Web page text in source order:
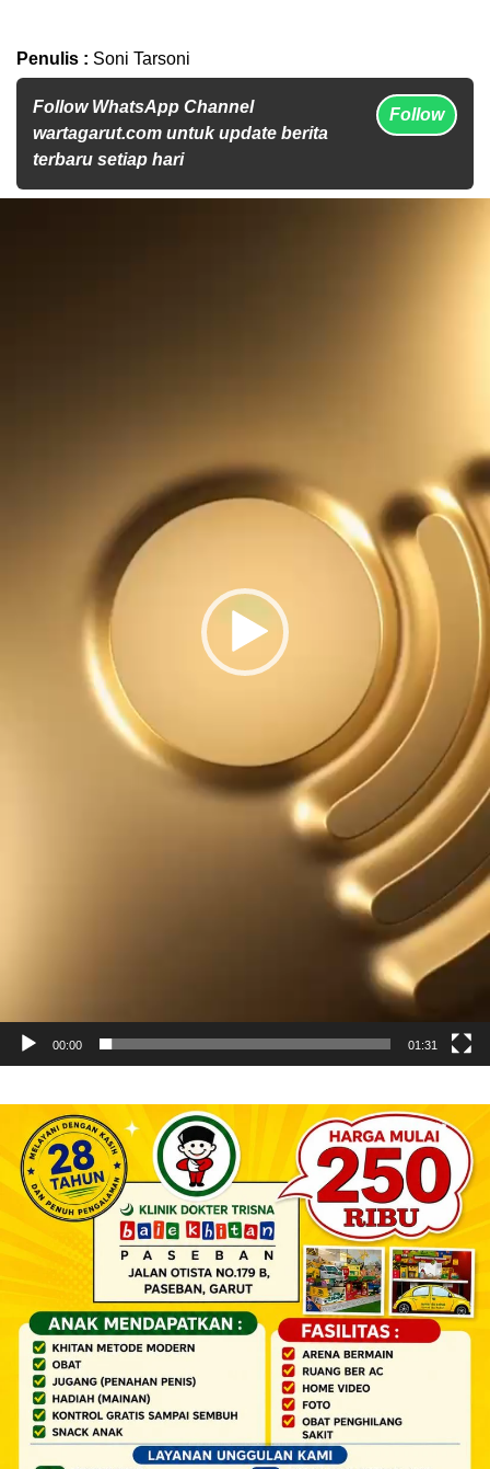
Penulis : Soni Tarsoni
Follow WhatsApp Channel
wartagarut.com untuk update berita
terbaru setiap hari
Follow
00:00 01:31